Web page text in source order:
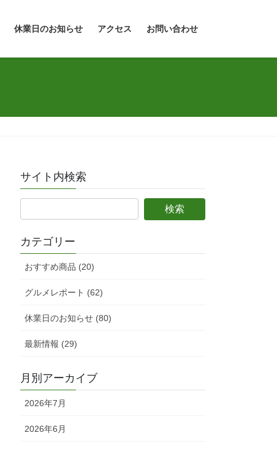
休業日のお知らせ アクセス お問い合わせ
サイト内検索
カテゴリー
おすすめ商品 (20)
グルメレポート (62)
休業日のお知らせ (80)
最新情報 (29)
月別アーカイブ
2026年7月
2026年6月